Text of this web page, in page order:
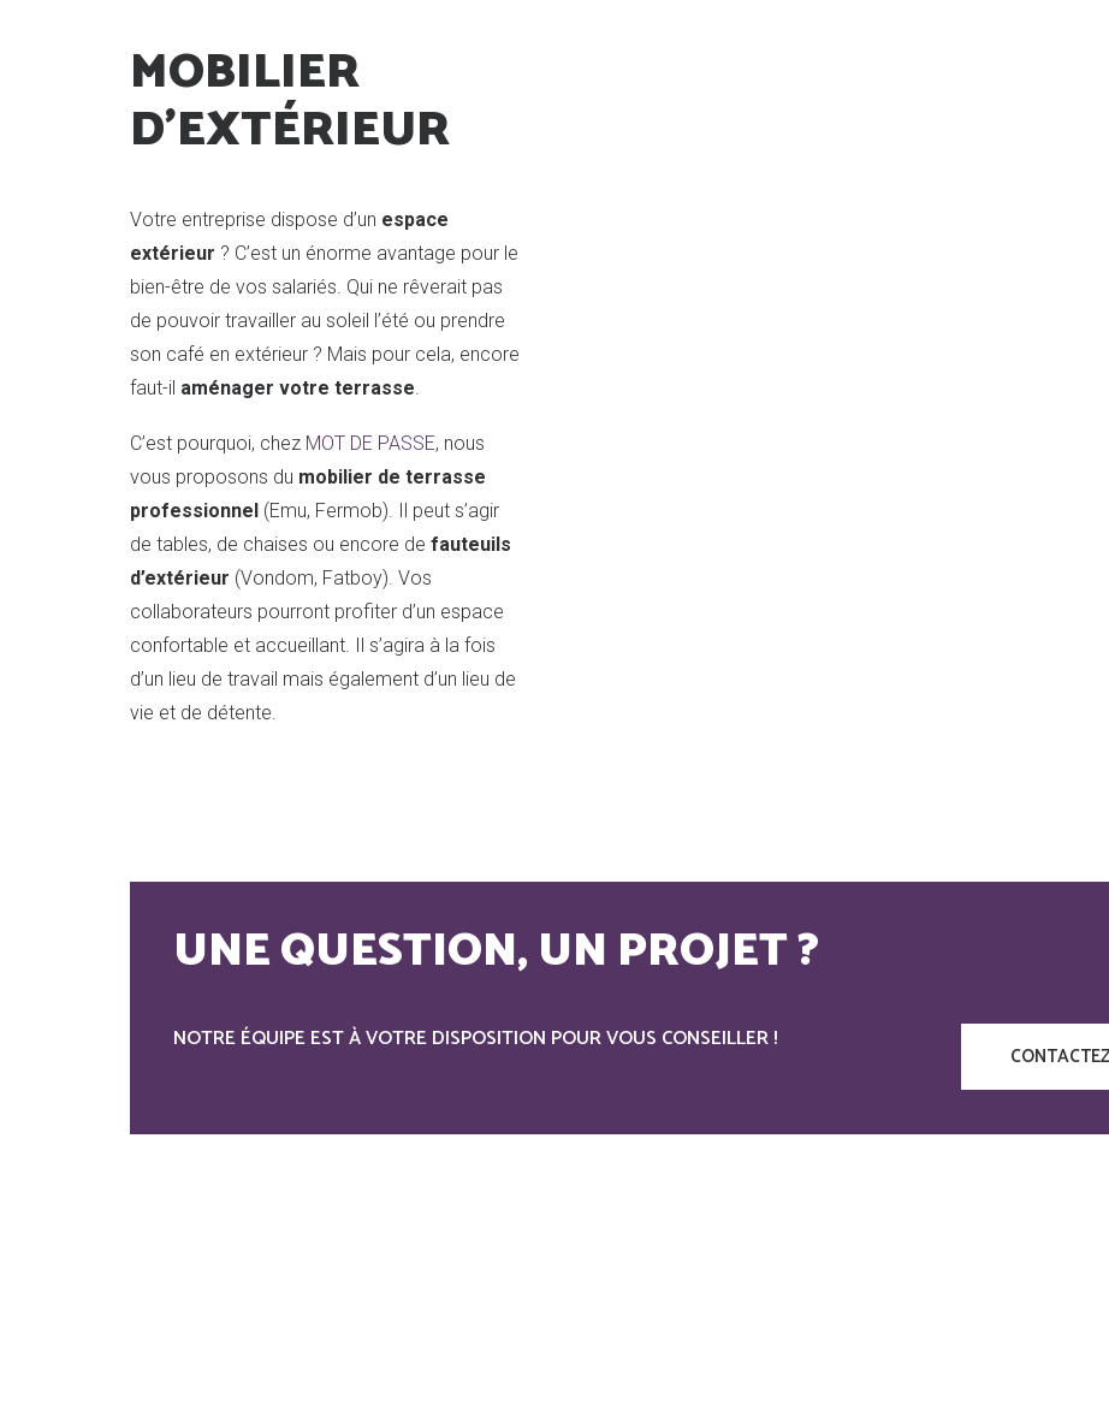
QUI SOMMES NOUS ?
MOBILIER
D'EXTÉRIEUR
Votre entreprise dispose d’un espace
extérieur ? C’est un énorme avantage pour le
bien-être de vos salariés. Qui ne rêverait pas
de pouvoir travailler au soleil l’été ou prendre
son café en extérieur ? Mais pour cela, encore
faut-il aménager votre terrasse.
C’est pourquoi, chez MOT DE PASSE, nous
vous proposons du mobilier de terrasse
professionnel (Emu, Fermob). Il peut s’agir
de tables, de chaises ou encore de fauteuils
d’extérieur (Vondom, Fatboy). Vos
collaborateurs pourront profiter d’un espace
confortable et accueillant. Il s’agira à la fois
d’un lieu de travail mais également d’un lieu de
vie et de détente.
UNE QUESTION, UN PROJET ?
NOTRE ÉQUIPE EST À VOTRE DISPOSITION POUR VOUS CONSEILLER !